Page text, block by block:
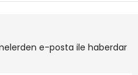
e-posta ile haberdar